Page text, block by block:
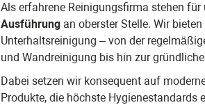
Als erfahrene Reinigungsfirma stehen für
Ausführung an oberster Stelle. Wir
Unterhaltsreinigung – von der
und Wandreinigung bis hin zur
Dabei setzen wir konsequent auf
Produkte, die höchste Hygienestandards